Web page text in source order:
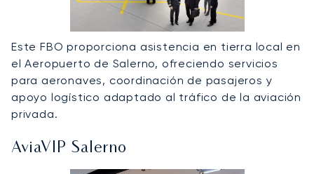
Este FBO proporciona asistencia en tierra local en
el Aeropuerto de Salerno, ofreciendo servicios
para aeronaves, coordinación de pasajeros y
apoyo logístico adaptado al tráfico de la aviación
privada.
AviaVIP Salerno